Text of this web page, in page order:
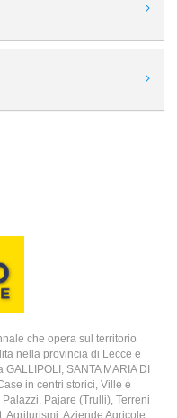
che opera sul territorio
nella provincia di Lecce e
SANTA MARIA DI
in centri storici, Ville e
Pajare (Trulli), Terreni
Agriturismi, Aziende Agricole,